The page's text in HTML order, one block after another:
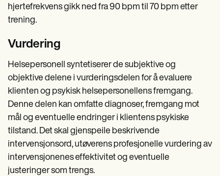
hjertefrekvens gikk ned fra 90 bpm til 70 bpm etter
trening.
Vurdering
Helsepersonell syntetiserer de subjektive og
objektive delene i vurderingsdelen for å evaluere
klienten og psykisk helsepersonellens fremgang.
Denne delen kan omfatte diagnoser, fremgang mot
mål og eventuelle endringer i klientens psykiske
tilstand. Det skal gjenspeile beskrivende
intervensjonsord, utøverens profesjonelle vurdering av
intervensjonenes effektivitet og eventuelle
justeringer som trengs.